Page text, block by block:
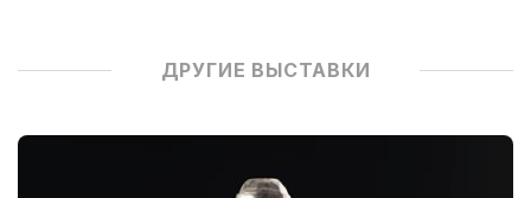
ДРУГИЕ ВЫСТАВКИ